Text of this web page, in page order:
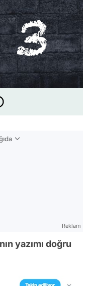
Reklam
yazımı doğru